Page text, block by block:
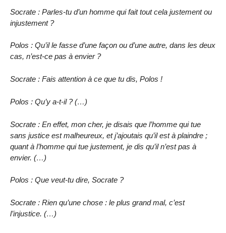
Socrate : Parles-tu d’un homme qui fait tout cela justement ou
injustement ?
Polos : Qu’il le fasse d’une façon ou d’une autre, dans les deux
cas, n’est-ce pas à envier ?
Socrate : Fais attention à ce que tu dis, Polos !
Polos : Qu’y a-t-il ? (…)
Socrate : En effet, mon cher, je disais que l’homme qui tue
sans justice est malheureux, et j’ajoutais qu’il est à plaindre ;
quant à l’homme qui tue justement, je dis qu’il n’est pas à
envier. (…)
Polos : Que veut-tu dire, Socrate ?
Socrate : Rien qu’une chose : le plus grand mal, c’est
l’injustice. (…)